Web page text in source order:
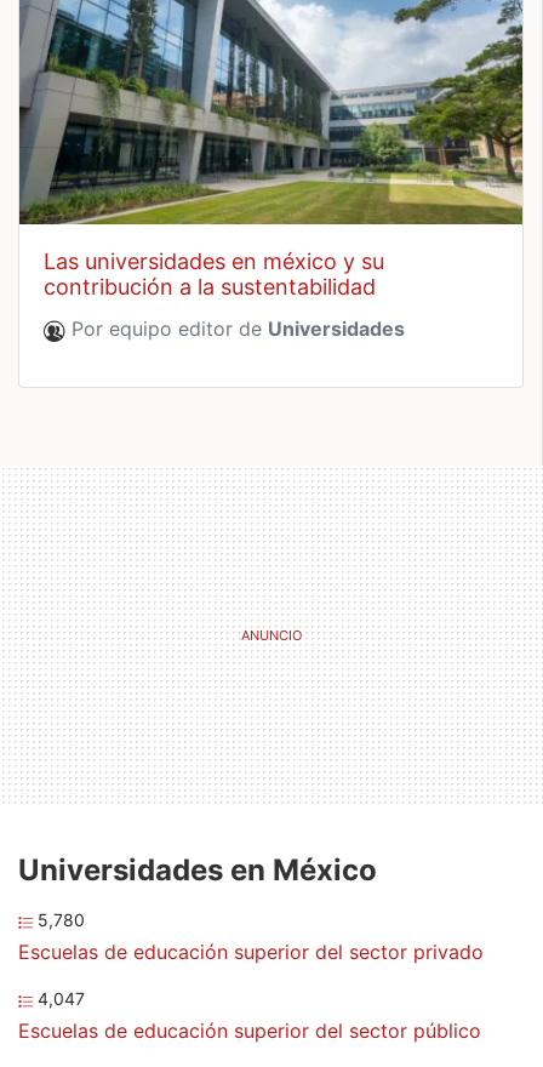
las universidades en méxico y su
contribución a la sustentabilidad
Por equipo editor de Universidades
Universidades en México
5,780
Escuelas de educación superior del sector privado
4,047
Escuelas de educación superior del sector público